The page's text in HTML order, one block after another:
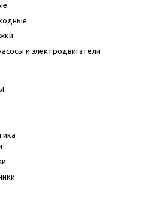
и электродвигатели